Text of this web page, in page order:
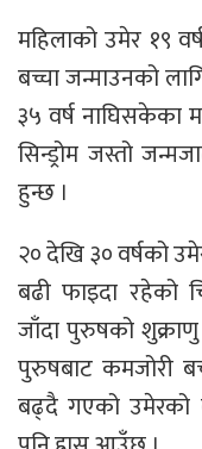
महिलाको उमेर १९
बच्चा जन्माउनको
३५ वर्ष नाघिसकेका
सिन्ड्रोम जस्तो
हुन्छ ।
२० देखि ३० वर्षको
बढी फाइदा रहेको
जाँदा पुरुषको
पुरुषबाट कमजोरी
बढ्दै गएको उमेरको